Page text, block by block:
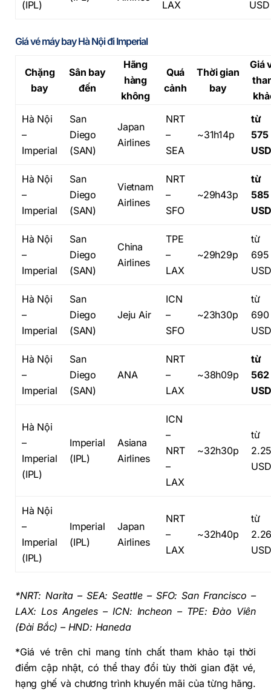
(IPL) LAX USD
Giá vé máy bay Hà Nội đi Imperial
Chặng
bay
Sân bay
đến
Hãng
hàng
không
Quá
cảnh
Thời gian
bay
Giá
Hà Nội
–
Imperial
San
Diego
(SAN)
Japan
Airlines
NRT
–
SEA
~31h14p
từ
575
USD
Hà Nội
–
Imperial
San
Diego
(SAN)
Vietnam
Airlines
NRT
–
SFO
~29h43p
từ
585
USD
Hà Nội
–
Imperial
San
Diego
(SAN)
China
Airlines
TPE
–
LAX
~29h29p
từ
695
USD
Hà Nội
–
Imperial
San
Diego
(SAN)
Jeju Air
ICN
–
SFO
~23h30p
từ
690
USD
Hà Nội
–
Imperial
San
Diego
(SAN)
ANA
NRT
–
LAX
~38h09p
từ
562
USD
Hà Nội
–
Imperial
(IPL)
Imperial
(IPL)
Asiana
Airlines
ICN
–
NRT
–
LAX
~32h30p
từ
USD
Hà Nội
–
Imperial
(IPL)
Imperial
(IPL)
Japan
Airlines
NRT
–
LAX
~32h40p
từ
USD
*NRT: Narita – SEA: Seattle – SFO: San Francisco –
LAX: Los Angeles – ICN: Incheon – TPE: Đào Viên
(Đài Bắc) – HND: Haneda
*Giá vé trên chỉ mang tính chất tham khảo tại thời
điểm cập nhật, có thể thay đổi tùy thời gian đặt vé,
hạng ghế và chương trình khuyến mãi của từng hãng.